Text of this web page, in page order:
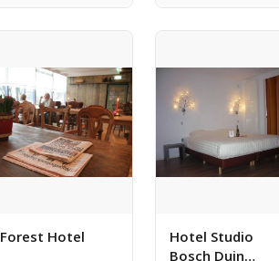
Forest Hotel
Hotel Studio
Bosch Duin